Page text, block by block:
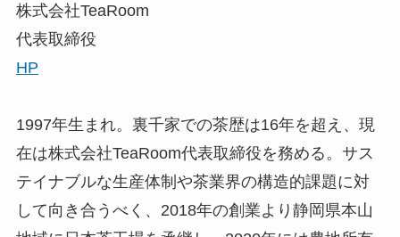
株式会社TeaRoom
代表取締役
HP
1997年生まれ。裏千家での茶歴は16年を超え、現
在は株式会社TeaRoom代表取締役を務める。サス
テイナブルな生産体制や茶業界の構造的課題に対
して向き合うべく、2018年の創業より静岡県本山